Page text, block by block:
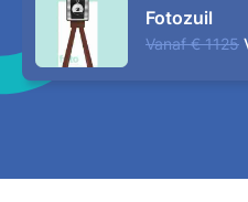
Fotozuil
Vanaf € 1125